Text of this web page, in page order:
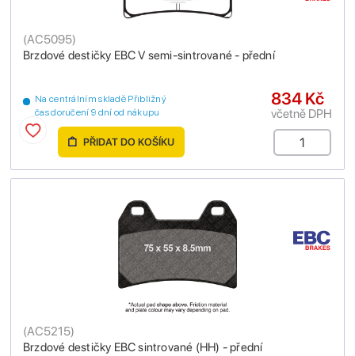
Brzdové destičky EBC V semi-sintrované - přední
(AC5095)
Na centrálním skladě Přibližný
čas doručení 9 dní od nákupu
834 Kč
včetně DPH
PŘIDAT DO KOŠÍKU
Brzdové destičky EBC sintrované (HH) - přední
(AC5215)